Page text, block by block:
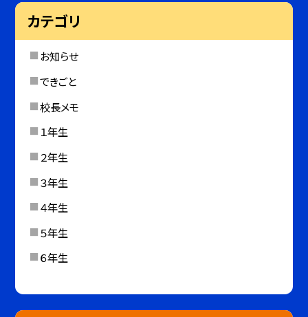
カテゴリ
お知らせ
できごと
校長メモ
１年生
２年生
３年生
４年生
５年生
６年生